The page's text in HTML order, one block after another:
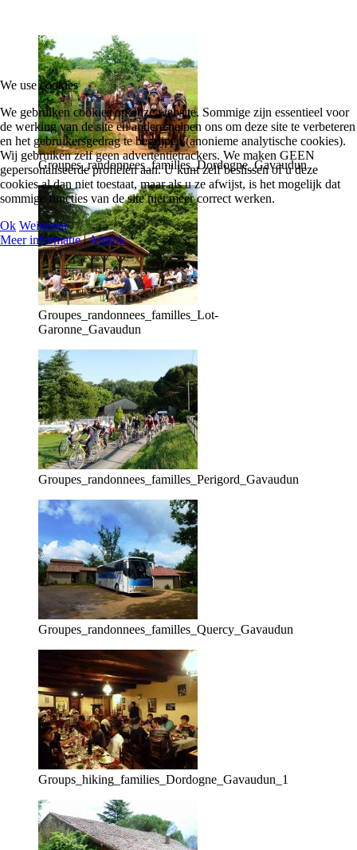
Groupes_randonnees_familles_Dordogne_Gavaudun
Groupes_randonnees_familles_Lot-
Garonne_Gavaudun
Groupes_randonnees_familles_Perigord_Gavaudun
Groupes_randonnees_familles_Quercy_Gavaudun
Groups_hiking_families_Dordogne_Gavaudun_1
We use cookies
We gebruiken cookies op onze website. Sommige zijn essentieel voor
de werking van de site en andere helpen ons om deze site te verbeteren
en het gebruikersgedrag te begrijpen (anonieme analytische cookies).
Wij gebruiken zelf geen advertentietrackers. We maken GEEN
gepersonaliseerde profielen aan. U kunt zelf beslissen of u deze
cookies al dan niet toestaat, maar als u ze afwijst, is het mogelijk dat
sommige functies van de site niet meer correct werken.
Ok Weigeren
Meer informatie|Afdruk